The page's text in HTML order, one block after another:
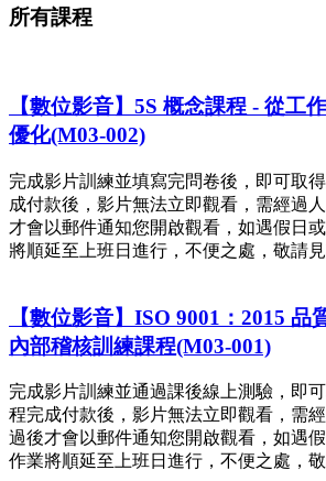
所有課程
【數位影音】5S 概念課程 - 從工
優化(M03-002)
完成影片訓練並填寫完問卷後，即可取
成付款後，影片無法立即觀看，需經過
才會以郵件通知您開啟觀看，如遇假日
將順延至上班日進行，不便之處，敬請
【數位影音】ISO 9001：2015 品
內部稽核訓練課程(M03-001)
完成影片訓練並通過課後線上測驗，即
程完成付款後，影片無法立即觀看，需
過後才會以郵件通知您開啟觀看，如遇
作業將順延至上班日進行，不便之處，